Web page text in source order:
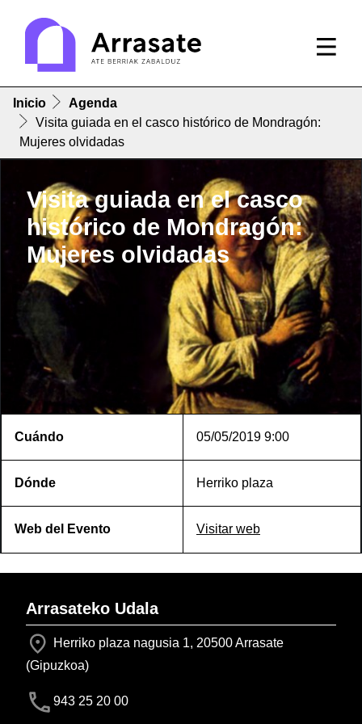
Inicio
Agenda
Visita guiada en el casco histórico de Mondragón:
Mujeres olvidadas
Visita guiada en el casco
histórico de Mondragón:
Mujeres olvidadas
Cuándo 05/05/2019 9:00
Dónde Herriko plaza
Web del Evento Visitar web
Arrasateko Udala
Herriko plaza nagusia 1, 20500 Arrasate
(Gipuzkoa)
943 25 20 00